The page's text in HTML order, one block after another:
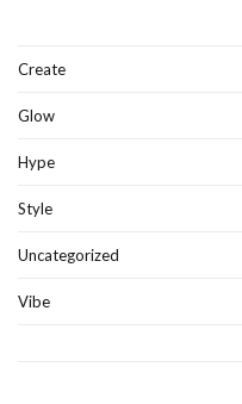
Create
Glow
Hype
Style
Uncategorized
Vibe